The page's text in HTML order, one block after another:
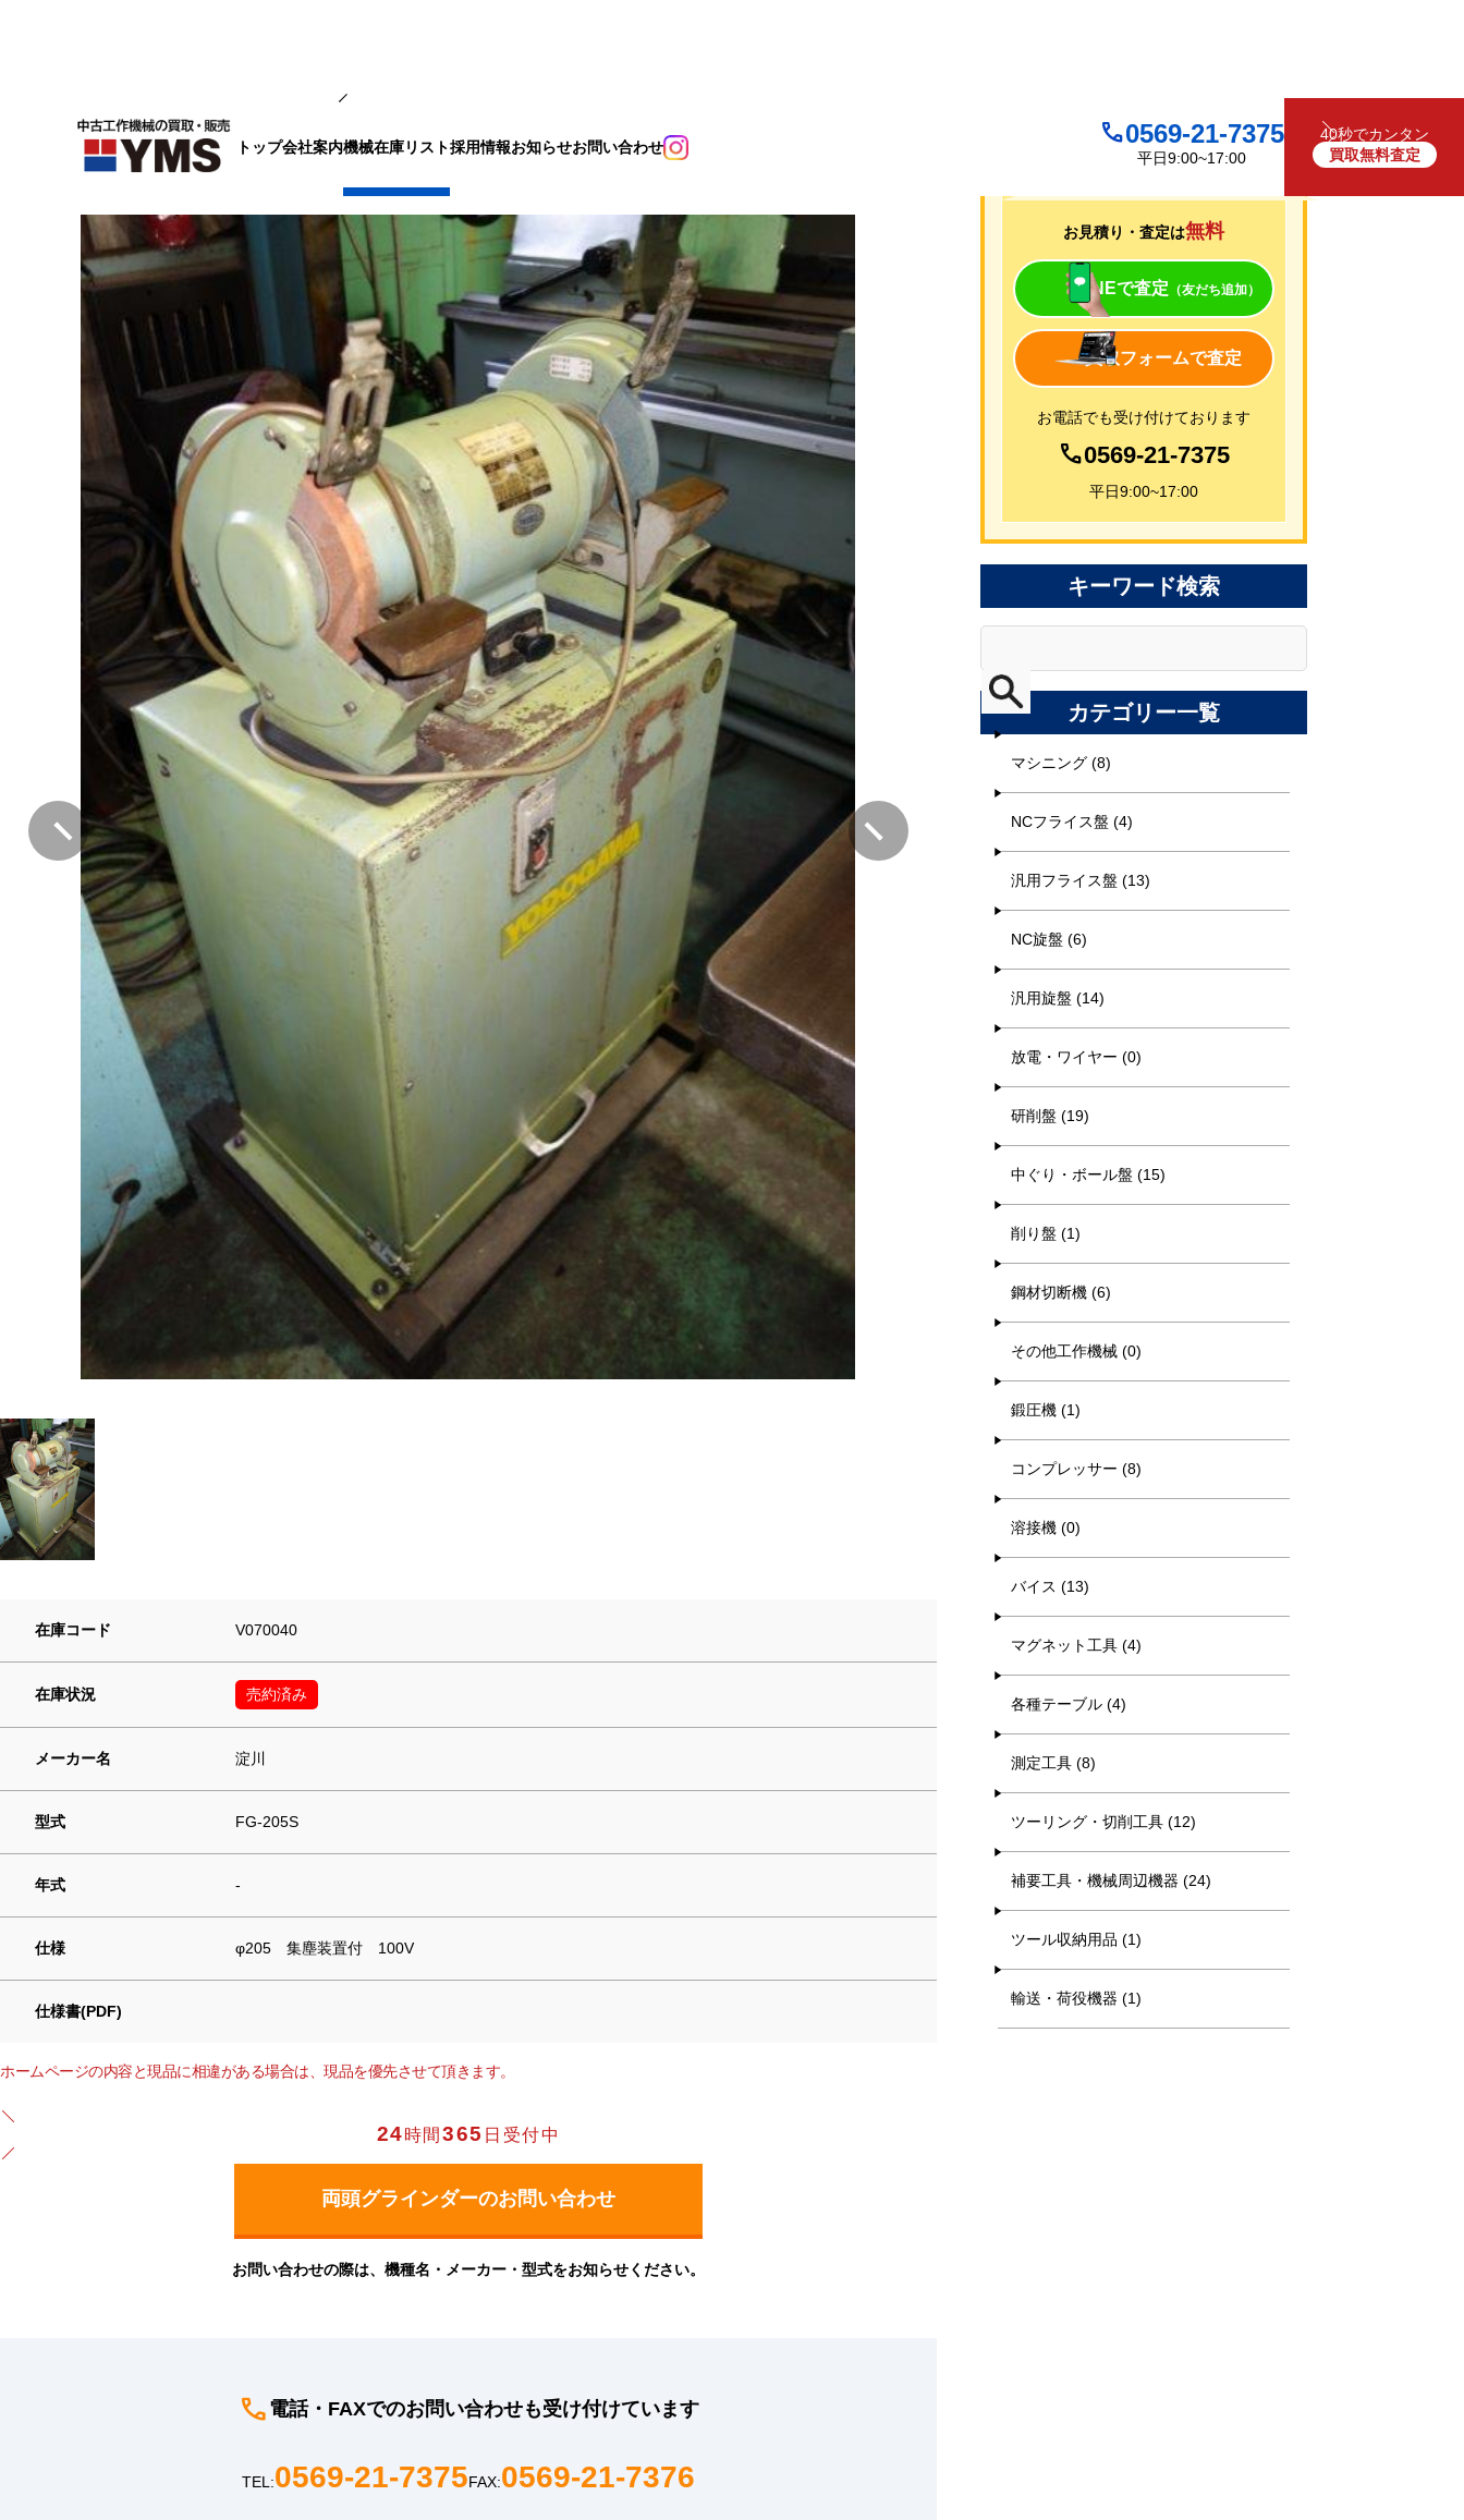
トップ会社案内機械在庫リスト採用情報お知らせお問い合わせ 0569-21-7375
平日9:00~17:00
40秒でカンタン
買取無料査定
両頭グラインダー
在庫コード V070040
在庫状況 売約済み
メーカー名 淀川
型式 FG-205S
年式 -
仕様 φ205 集塵装置付 100V
仕様書(PDF)
ホームページの内容と現品に相違がある場合は、現品を優先させて頂きます。
24時間365 日受付中
お問い合わせの際は、機種名・メーカー・型式をお知らせください。
電話・FAXでのお問い合わせも受け付けています
TEL:0569-21-7375FAX:0569-21-7376
買取について
お見積り・査定は無料
LINEで査定 （友だち追加）
買取フォームで査定
お電話でも受け付けております
0569-21-7375
平日9:00~17:00
キーワード検索
カテゴリー一覧
マシニング (8)
NCフライス盤 (4)
汎用フライス盤 (13)
NC旋盤 (6)
汎用旋盤 (14)
放電・ワイヤー (0)
研削盤 (19)
中ぐり・ボール盤 (15)
削り盤 (1)
鋼材切断機 (6)
その他工作機械 (0)
鍛圧機 (1)
コンプレッサー (8)
溶接機 (0)
バイス (13)
マグネット工具 (4)
各種テーブル (4)
測定工具 (8)
ツーリング・切削工具 (12)
補要工具・機械周辺機器 (24)
ツール収納用品 (1)
輸送・荷役機器 (1)